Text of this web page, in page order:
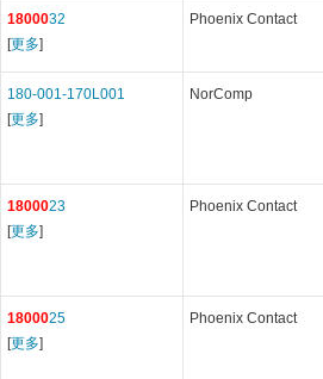
1800032
[更多]
Phoenix Contact
180-001-170L001
[更多]
NorComp
1800023
[更多]
Phoenix Contact
1800025
[更多]
Phoenix Contact